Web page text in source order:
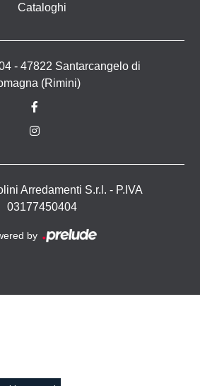
Cataloghi
- 47822 Santarcangelo di
(Rimini)
Arredamenti S.r.l. - P.IVA
03177450404
by